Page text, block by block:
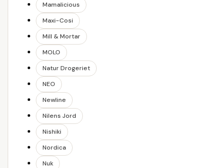
Mamalicious
Maxi-Cosi
Mill & Mortar
MOLO
Natur Drogeriet
NEO
Newline
Nilens Jord
Nishiki
Nordica
Nuk